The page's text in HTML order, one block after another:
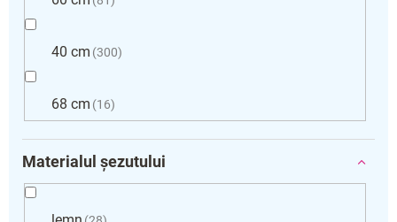
40 cm 300
68 cm 16
Materialul șezutului